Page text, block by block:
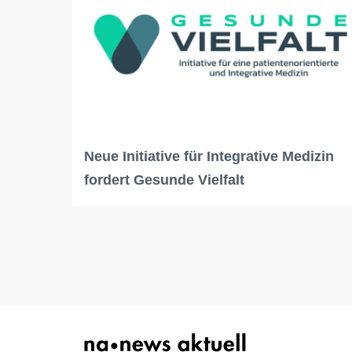
Neue Initiative für Integrative Medizin
fordert Gesunde Vielfalt